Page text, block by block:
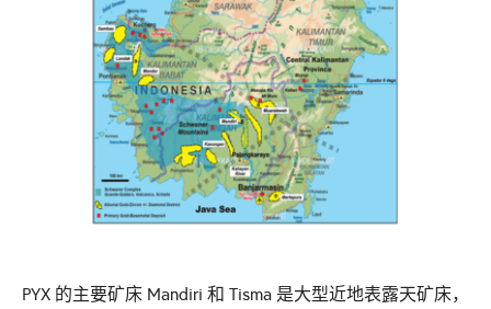
PYX 的主要矿床 Mandiri 和 Tisma 是大型近地表露天矿床，